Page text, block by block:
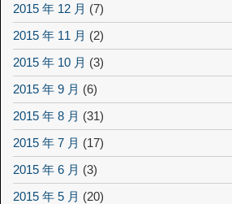
2015 年 12 月 (7)
2015 年 11 月 (2)
2015 年 10 月 (3)
2015 年 9 月 (6)
2015 年 8 月 (31)
2015 年 7 月 (17)
2015 年 6 月 (3)
2015 年 5 月 (20)